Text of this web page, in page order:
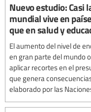
Nuevo estudio: Casi
mundial vive en
que en salud y
El aumento del nivel de
en gran parte del mundo
aplicar recortes en el
que genera
elaborado por las